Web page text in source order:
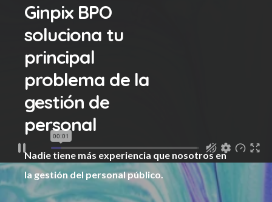
Ginpix BPO
soluciona tu
principal
problema de la
gestión de
personal
Nadie tiene más experiencia que nosotros en
la gestión del personal público.